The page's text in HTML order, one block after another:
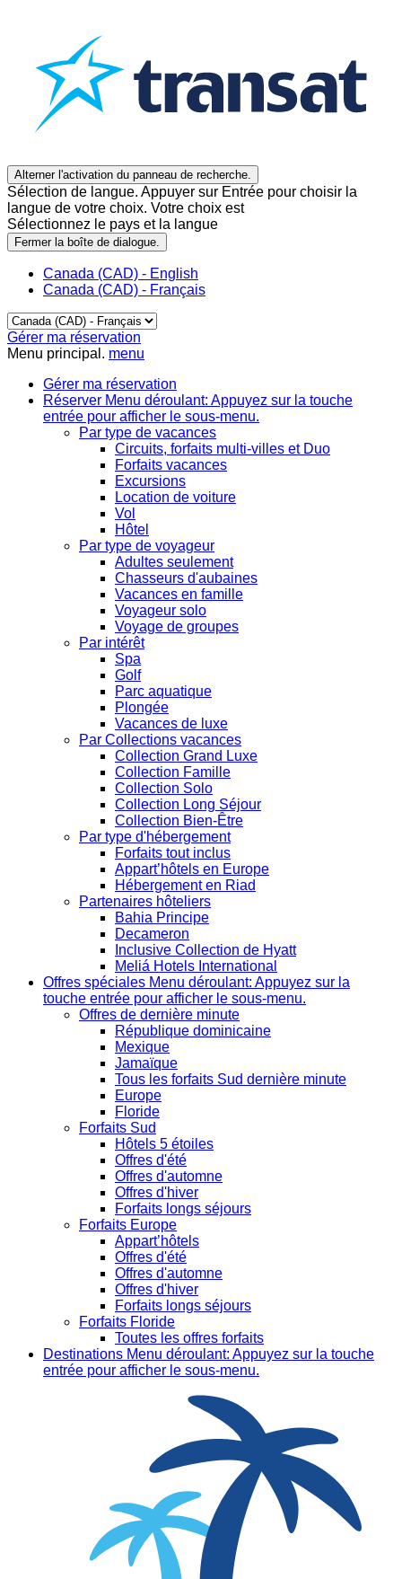
Alterner l'activation du panneau de recherche.
Sélection de langue. Appuyer sur Entrée pour choisir la
langue de votre choix. Votre choix est
Sélectionnez le pays et la langue
Fermer la boîte de dialogue.
Canada (CAD) - English
Canada (CAD) - Français
Gérer ma réservation
Menu principal. menu
Gérer ma réservation
Réserver Menu déroulant: Appuyez sur la touche
entrée pour afficher le sous-menu.
Par type de vacances
Circuits, forfaits multi-villes et Duo
Forfaits vacances
Excursions
Location de voiture
Vol
Hôtel
Par type de voyageur
Adultes seulement
Chasseurs d'aubaines
Vacances en famille
Voyageur solo
Voyage de groupes
Par intérêt
Spa
Golf
Parc aquatique
Plongée
Vacances de luxe
Par Collections vacances
Collection Grand Luxe
Collection Famille
Collection Solo
Collection Long Séjour
Collection Bien-Être
Par type d'hébergement
Forfaits tout inclus
Appart’hôtels en Europe
Hébergement en Riad
Partenaires hôteliers
Bahia Principe
Decameron
Inclusive Collection de Hyatt
Meliá Hotels International
Offres spéciales Menu déroulant: Appuyez sur la
touche entrée pour afficher le sous-menu.
Offres de dernière minute
République dominicaine
Mexique
Jamaïque
Tous les forfaits Sud dernière minute
Europe
Floride
Forfaits Sud
Hôtels 5 étoiles
Offres d'été
Offres d'automne
Offres d'hiver
Forfaits longs séjours
Forfaits Europe
Appart’hôtels
Offres d'été
Offres d'automne
Offres d'hiver
Forfaits longs séjours
Forfaits Floride
Toutes les offres forfaits
Destinations Menu déroulant: Appuyez sur la touche
entrée pour afficher le sous-menu.